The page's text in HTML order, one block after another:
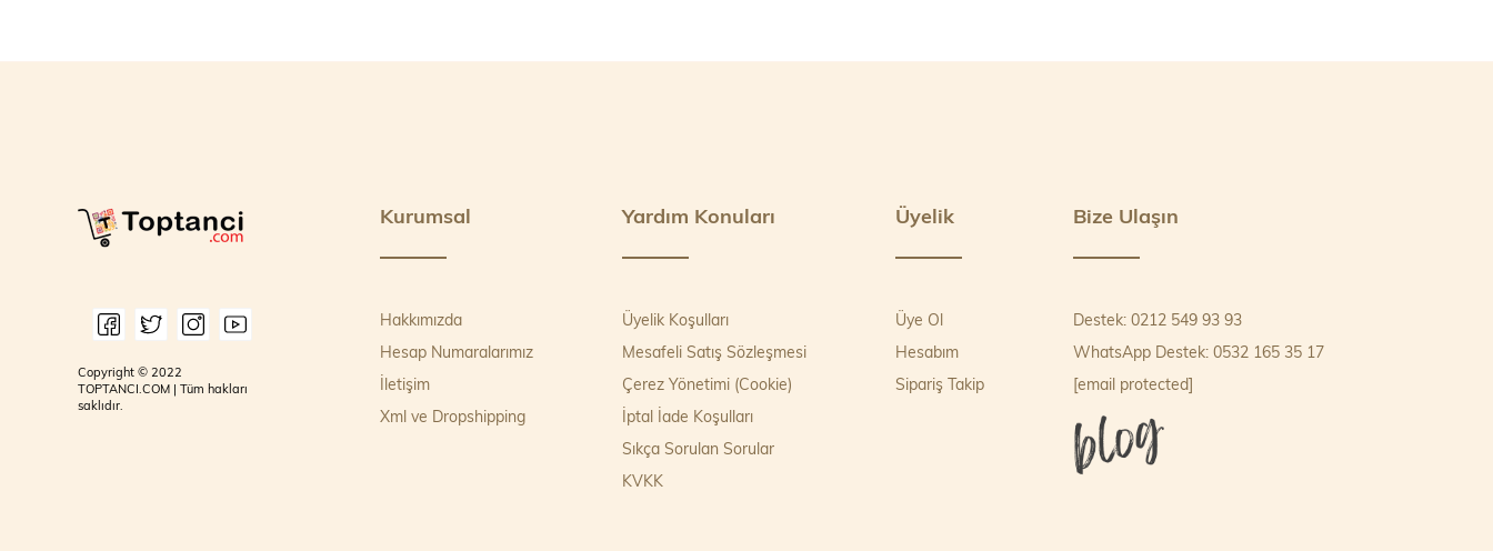
Kurumsal
Hakkımızda
Hesap Numaralarımız
İletişim
Xml ve Dropshipping
Yardım Konuları
Üyelik Koşulları
Mesafeli Satış Sözleşmesi
Çerez Yönetimi (Cookie)
İptal İade Koşulları
Sıkça Sorulan Sorular
KVKK
Üyelik
Üye Ol
Hesabım
Sipariş Takip
Bize Ulaşın
Destek: 0212 549 93 93
WhatsApp Destek: 0532 165 35 17
[email protected]
Copyright © 2022
TOPTANCI.COM | Tüm hakları
saklıdır.